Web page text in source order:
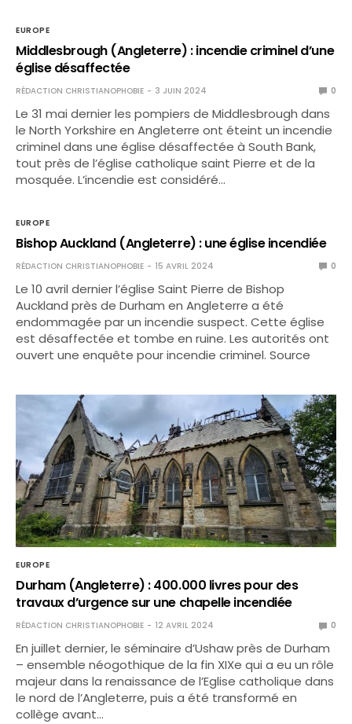
EUROPE
Middlesbrough (Angleterre) : incendie criminel d’une
église désaffectée
RÉDACTION CHRISTIANOPHOBIE 3 JUIN 2024 0
Le 31 mai dernier les pompiers de Middlesbrough dans
le North Yorkshire en Angleterre ont éteint un incendie
criminel dans une église désaffectée à South Bank,
tout près de l’église catholique saint Pierre et de la
mosquée. L’incendie est considéré…
EUROPE
Bishop Auckland (Angleterre) : une église incendiée
RÉDACTION CHRISTIANOPHOBIE 15 AVRIL 2024 0
Le 10 avril dernier l’église Saint Pierre de Bishop
Auckland près de Durham en Angleterre a été
endommagée par un incendie suspect. Cette église
est désaffectée et tombe en ruine. Les autorités ont
ouvert une enquête pour incendie criminel. Source
EUROPE
Durham (Angleterre) : 400.000 livres pour des
travaux d’urgence sur une chapelle incendiée
RÉDACTION CHRISTIANOPHOBIE 12 AVRIL 2024 0
En juillet dernier, le séminaire d’Ushaw près de Durham
– ensemble néogothique de la fin XIXe qui a eu un rôle
majeur dans la renaissance de l’Eglise catholique dans
le nord de l’Angleterre, puis a été transformé en
collège avant…